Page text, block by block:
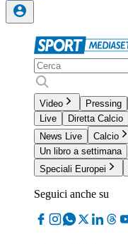
Video Pressing
Live
Diretta Calcio
News Live
Calcio
Un libro a settimana
Speciali Europei
Seguici anche su